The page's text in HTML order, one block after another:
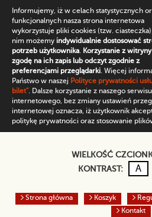
Informujemy, iż w celach statystycznych
funkcjonalnych nasza strona internetowa
wykorzystuje pliki cookies (tzw.
nim możemy indywidualnie dostosować
potrzeb użytkownika. Korzystanie z
zgodę na ich zapis lub odczyt zgodnie z
preferencjami przeglądarki. Więcej
Państwo w naszej Polityce prywatności
bilet”. Dalsze korzystanie z naszego serwisu
internetowego, bez zmiany ustawień
internetowej oznacza, iż użytkownik
politykę prywatności oraz stosowanie
WIELKOŚĆ
KONTRAST: A
Strona główna Koszyk
Kontakt